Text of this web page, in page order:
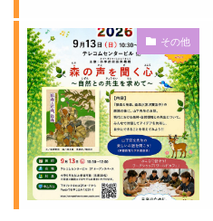
その他